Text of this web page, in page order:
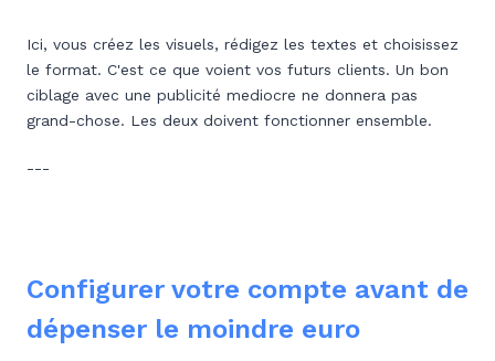
Ici, vous créez les visuels, rédigez les textes et choisissez
le format. C'est ce que voient vos futurs clients. Un bon
ciblage avec une publicité mediocre ne donnera pas
grand-chose. Les deux doivent fonctionner ensemble.
---
Configurer votre compte avant de
dépenser le moindre euro